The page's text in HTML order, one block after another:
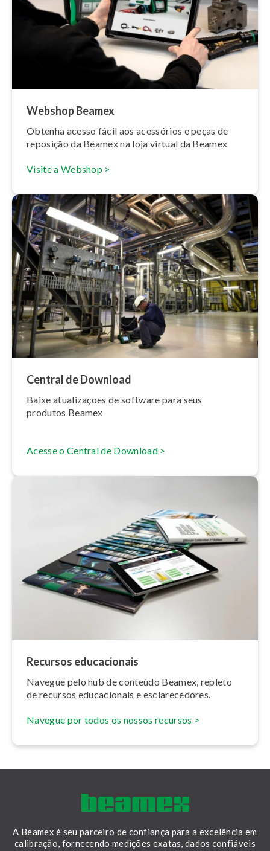
Webshop Beamex
Obtenha acesso fácil aos acessórios e peças de
reposição da Beamex na loja virtual da Beamex
Visite a Webshop >
Central de Download
Baixe atu­a­li­za­ções de software para seus
produtos Beamex
Acesse o Central de Download >
Recursos edu­ca­ci­o­nais
Navegue pelo hub de conteúdo Beamex, repleto
de recursos edu­ca­ci­o­nais e es­cla­re­ce­do­res.
Navegue por todos os nossos recursos >
A Beamex é seu parceiro de confiança para a excelência em
calibração, fornecendo medições exatas, dados confiáveis